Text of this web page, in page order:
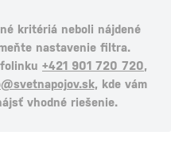
kritériá neboli nájdené
nastavenie filtra.
+421 901 720 720,
, kde vám
vhodné riešenie.